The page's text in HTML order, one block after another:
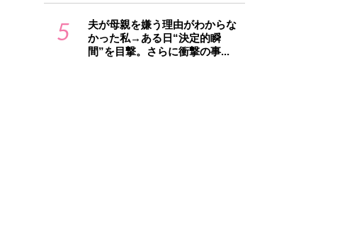
5
夫が母親を嫌う理由がわからな
かった私→ある日“決定的瞬
間”を目撃。さらに衝撃の事...